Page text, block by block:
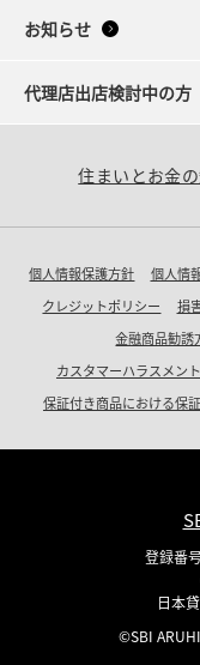
お知らせ
代理店出店検討中の方
住まいとお金
個人情報保護方針 個人情
クレジットポリシー
損
金融商品勧誘
カスタマーハラスメン
保証付き商品における保
登録番
日本
©SBI